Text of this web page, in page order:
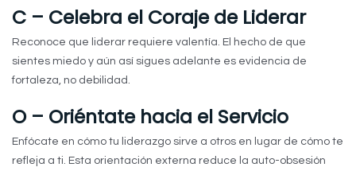
C – Celebra el Coraje de Liderar
Reconoce que liderar requiere valentía. El hecho de que
sientes miedo y aún así sigues adelante es evidencia de
fortaleza, no debilidad.
O – Oriéntate hacia el Servicio
Enfócate en cómo tu liderazgo sirve a otros en lugar de cómo te
refleja a ti. Esta orientación externa reduce la auto-obsesión